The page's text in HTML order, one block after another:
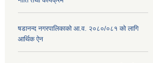
षडानन्द नगरपालिकाको आ.व. २०८०/०८१ को लागि
आर्थिक ऐन